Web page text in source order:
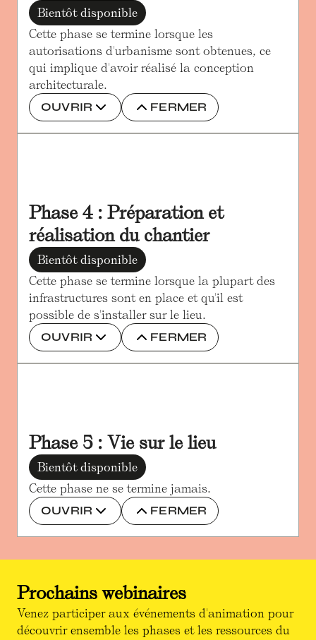
Bientôt disponible
Cette phase se termine lorsque les
autorisations d'urbanisme sont obtenues, ce
qui implique d'avoir réalisé la conception
architecturale.
OUVRIR FERMER
Phase 4 : Préparation et
réalisation du chantier
Bientôt disponible
Cette phase se termine lorsque la plupart des
infrastructures sont en place et qu'il est
possible de s'installer sur le lieu.
OUVRIR FERMER
Phase 5 : Vie sur le lieu
Bientôt disponible
Cette phase ne se termine jamais.
OUVRIR FERMER
Prochains webinaires
Venez participer aux événements d'animation pour
découvrir ensemble les phases et les ressources du